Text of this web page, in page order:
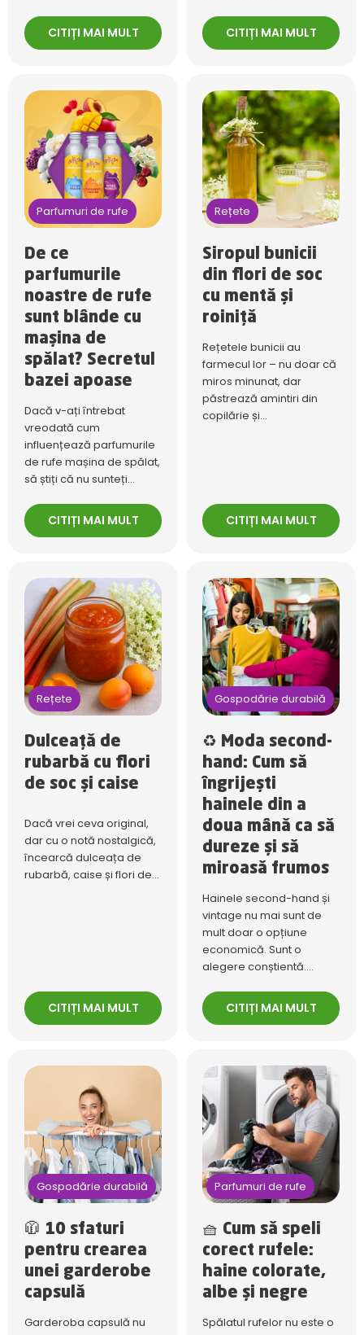
CITIȚI MAI MULT CITIȚI MAI MULT
Parfumuri de rufe
De ce
parfumurile
noastre de rufe
sunt blânde cu
mașina de
spălat? Secretul
bazei apoase
Dacă v-ați întrebat
vreodată cum
influențează parfumurile
de rufe mașina de spălat,
să știți că nu sunteți...
CITIȚI MAI MULT
Rețete
Siropul bunicii
din flori de soc
cu mentă și
roiniță
Rețetele bunicii au
farmecul lor – nu doar că
miros minunat, dar
păstrează amintiri din
copilărie și...
CITIȚI MAI MULT
Rețete
Dulceață de
rubarbă cu flori
de soc și caise
Dacă vrei ceva original,
dar cu o notă nostalgică,
încearcă dulceața de
rubarbă, caise și flori de...
CITIȚI MAI MULT
Gospodărie durabilă
♻️ Moda second-
hand: Cum să
îngrijești
hainele din a
doua mână ca să
dureze și să
miroasă frumos
Hainele second-hand și
vintage nu mai sunt de
mult doar o opțiune
economică. Sunt o
alegere conștientă....
CITIȚI MAI MULT
Gospodărie durabilă
🧥 10 sfaturi
pentru crearea
unei garderobe
capsulă
Garderoba capsulă nu
Parfumuri de rufe
🧺 Cum să speli
corect rufele:
haine colorate,
albe și negre
Spălatul rufelor nu este o